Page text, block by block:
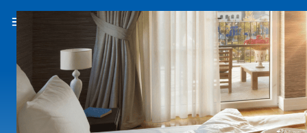
PT(€)